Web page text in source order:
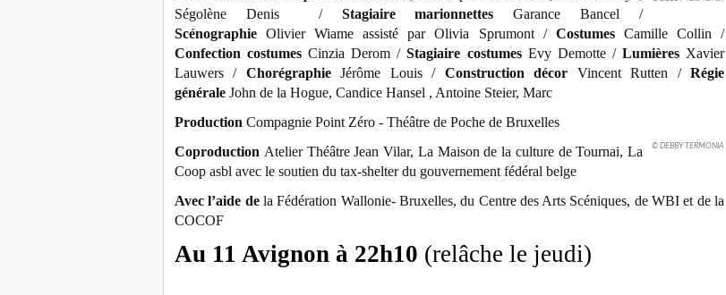
Ségolène Denis / Stagiaire marionnettesGarance Bancel /
ScénographieOlivier Wiame assisté par Olivia Sprumont / Costumes Camille Collin /
Confection costumesCinzia Derom /Stagiaire costumes Evy Demotte / Lumières Xavier
Lauwers / ChorégraphieJérôme Louis / Construction décor Vincent Rutten /Régie
générale John de la Hogue, Candice Hansel , Antoine Steier, Marc
© DEBBY TERMONIA
Production Compagnie Point Zéro - Théâtre de Poche de Bruxelles
Coproduction Atelier Théâtre Jean Vilar, La Maison de la culture de Tournai, La
Coop asbl avec le soutien du tax-shelter du gouvernement fédéral belge
Avec l’aide de la Fédération Wallonie- Bruxelles, du Centre des Arts Scéniques, de WBI et de la
COCOF
Au 11 Avignon à 22h10 (relâche le jeudi)